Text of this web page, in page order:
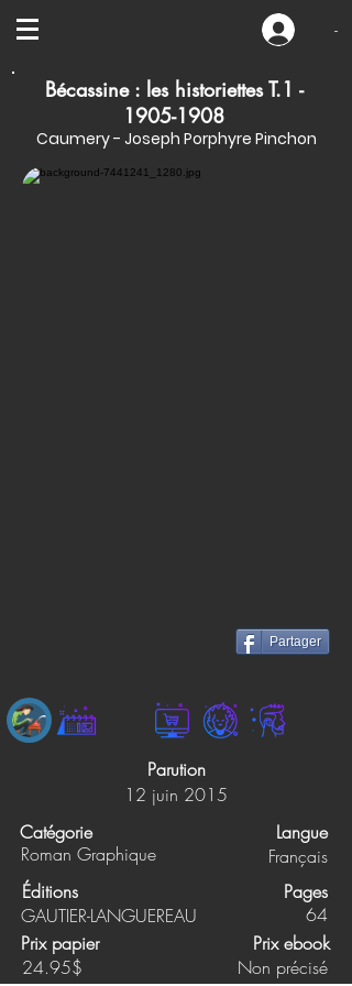
-
Bécassine : les historiettes T.1 -
1905-1908
Caumery - Joseph Porphyre Pinchon
Partager
Parution
12 juin 2015
Catégorie
Roman Graphique
Langue
Français
Éditions
GAUTIER-LANGUEREAU
Pages
64
Prix papier
Prix ebook
24.95$
Non précisé